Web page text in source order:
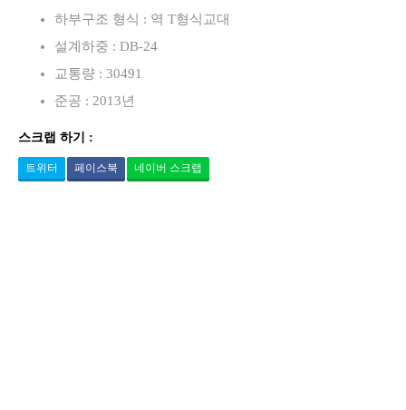
하부구조 형식 : 역 T형식교대
설계하중 : DB-24
교통량 : 30491
준공 : 2013년
스크랩 하기 :
트위터 페이스북 네이버 스크랩